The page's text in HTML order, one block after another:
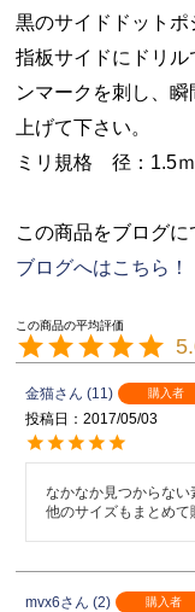
黒のサイドドットポ
指板サイドにドリ
ンマークを刺し、
上げて下さい。
ミリ規格 径：1.5
この商品をブログ
ブログへはこちら！
金猫 11 購入者
投稿日
2017/05/03
なかなか見つからない
他のサイズもまとめて
mvx6 2 購入者